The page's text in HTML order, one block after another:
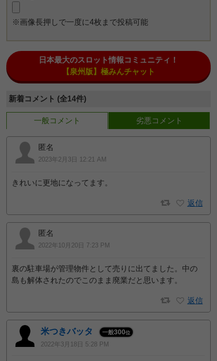
※画像長押しで一度に4枚まで投稿可能
日本最大のスロット情報コミュニティ！
【泉州版】極みんチャット
新着コメント (全14件)
一般コメント 劣悪コメント
匿名
2023年2月3日 12:21 AM
きれいに更地になってます。
返信
匿名
2022年10月20日 7:23 PM
裏の駐車場が管理物件として売りに出てました。中の
島も解体されたのでこのまま廃業だと思います。
返信
米つきバッタ 一般300位
2022年3月18日 5:28 PM